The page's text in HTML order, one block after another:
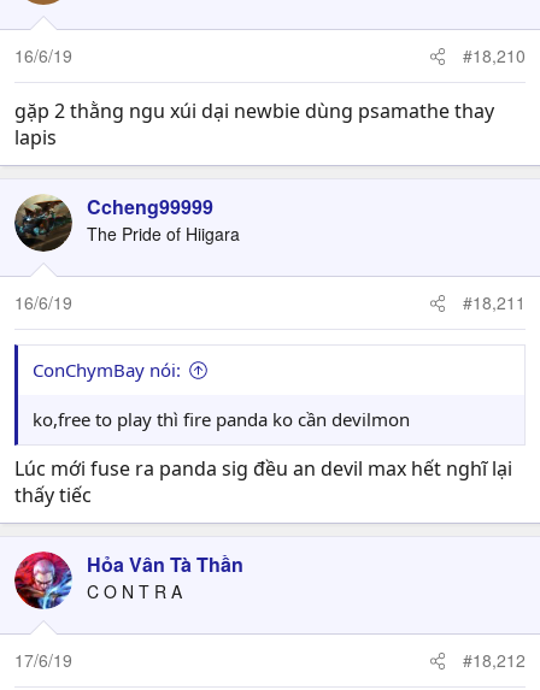
16/6/19 #18,210
gặp 2 thằng ngu xúi dại newbie dùng psamathe thay
lapis
Ccheng99999
The Pride of Hiigara
16/6/19 #18,211
ConChymBay nói:
ko,free to play thì fire panda ko cần devilmon
Lúc mới fuse ra panda sig đều an devil max hết nghĩ lại
thấy tiếc
Hỏa Vân Tà Thần
C O N T R A
17/6/19 #18,212